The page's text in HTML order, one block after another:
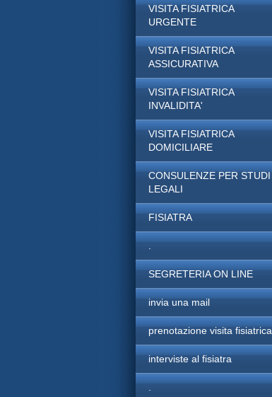
VISITA FISIATRICA
URGENTE
VISITA FISIATRICA
ASSICURATIVA
VISITA FISIATRICA
INVALIDITA'
VISITA FISIATRICA
DOMICILIARE
CONSULENZE PER STUDI
LEGALI
FISIATRA
SEGRETERIA ON LINE
invia una mail
prenotazione visita fisiatrica
interviste al fisiatra